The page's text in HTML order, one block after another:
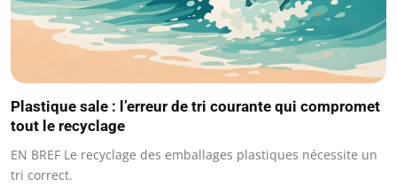
Plastique sale : l’erreur de tri courante qui compromet
tout le recyclage
EN BREF Le recyclage des emballages plastiques nécessite un
tri correct.